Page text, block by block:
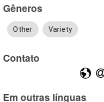
Gêneros
Other Variety
Contato
Em outras línguas